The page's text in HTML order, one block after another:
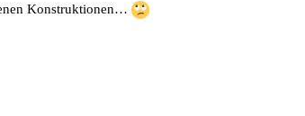
Konstruktionen…